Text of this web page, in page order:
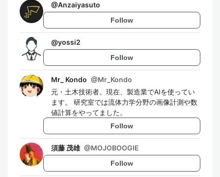
@Anzaiyasuto
Follow
@yossi2
Follow
Mr_ Kondo @Mr_Kondo
元・土木技術者。現在、製造業でAIを使ってい
ます。 研究室では流体力学分野の画像計測や数
値計算をやってました。
Follow
須藤 茂雄 @MOJOBOOGIE
Follow